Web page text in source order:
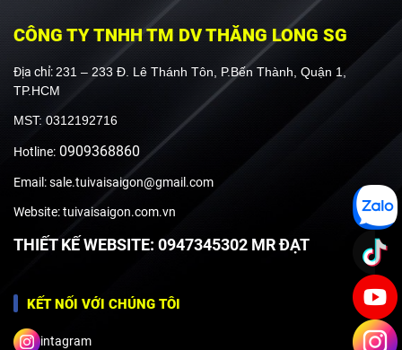
CÔNG TY TNHH TM DV THĂNG LONG SG
Địa chỉ: 231 – 233 Đ. Lê Thánh Tôn, P.Bến Thành, Quận 1,
TP.HCM
MST: 0312192716
Hotline: 0909368860
Email: sale.tuivaisaigon@gmail.com
Website: tuivaisaigon.com.vn
THIẾT KẾ WEBSITE: 0947345302 MR ĐẠT
KẾT NỐI VỚI CHÚNG TÔI
intagram